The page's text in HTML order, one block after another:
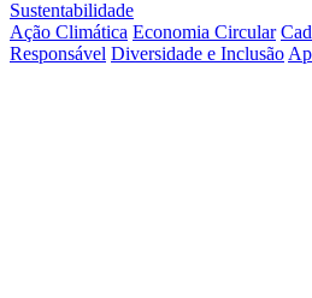
Sustentabilidade
Ação Climática Economia Circular
Responsável Diversidade e Inclusão